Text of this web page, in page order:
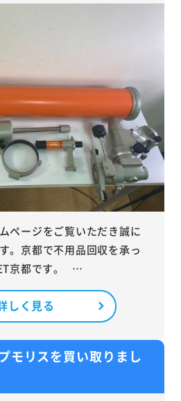
ページをご覧いただき誠に
。京都で不用品回収を承っ
京都です。 …
しく見る
モリスを買い取りまし